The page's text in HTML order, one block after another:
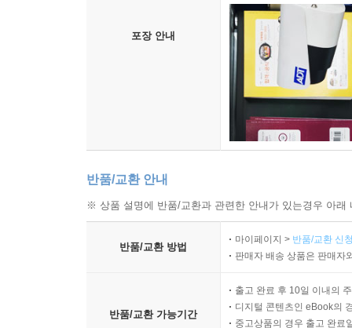
포장 안내
반품/교환 안내
※ 상품 설명에 반품/교환과 관련한 안내가 있는경우 아
반품/교환 방법
마이페이지 > 반품/교환 신
판매자 배송 상품은 판매자
반품/교환 가능기간
출고 완료 후 10일 이내의
디지털 콘텐츠인 eBook의
중고상품의 경우 출고 완료